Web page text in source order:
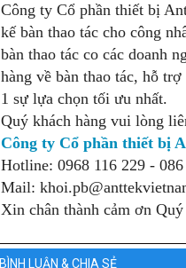
Công ty Cổ phần thiết bị
kế bàn thao tác cho công
bàn thao tác co các doanh
hàng về bàn thao tác, hỗ
1 sự lựa chọn tối ưu nhất.
Quý khách hàng vui lòng
Công ty Cổ phần thiết bị
Hotline: 0968 116 229 -
Mail:
Xin chân thành cảm ơn
BÌNH LUẬN & CHIA SẺ